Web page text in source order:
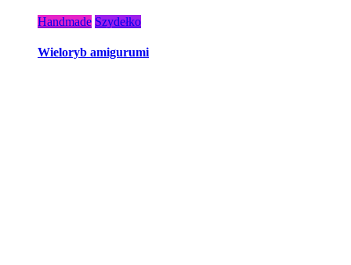
Handmade Szydełko
Wieloryb amigurumi